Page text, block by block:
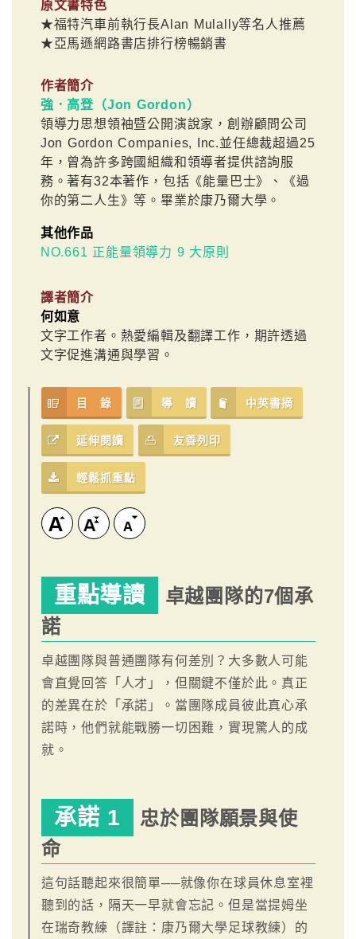
原文書特色
★福特汽車前執行長Alan Mulally等名人推薦
★亞馬遜網路書店排行榜暢銷書
作者簡介
強．高登（Jon Gordon）
領導力思想領袖暨公開演說家，創辦顧問公司
Jon Gordon Companies, Inc.並任總裁超過25
年，曾為許多跨國組織和領導者提供諮詢服
務。著有32本著作，包括《能量巴士》、《過
你的第二人生》等。畢業於康乃爾大學。
其他作品
NO.661 正能量領導力 9 大原則
譯者簡介
何如意
文字工作者。熱愛編輯及翻譯工作，期許透過
文字促進溝通與學習。
目 錄 導 讀 中英書摘
延伸閱讀 友善列印
輕鬆抓重點
重點導讀
卓越團隊的7個承
諾
卓越團隊與普通團隊有何差別？大多數人可能
會直覺回答「人才」，但關鍵不僅於此。真正
的差異在於「承諾」。當團隊成員彼此真心承
諾時，他們就能戰勝一切困難，實現驚人的成
就。
承諾 1
忠於團隊願景與使
命
這句話聽起來很簡單──就像你在球員休息室裡
聽到的話，隔天一早就會忘記。但是當提姆坐
在瑞奇教練（譯註：康乃爾大學足球教練）的